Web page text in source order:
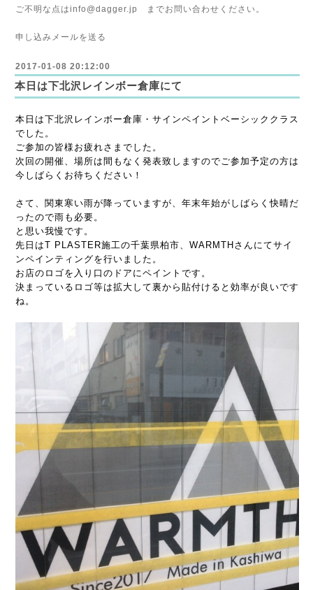
ご不明な点はinfo@dagger.jp までお問い合わせください。
申し込みメールを送る
2017-01-08 20:12:00
本日は下北沢レインボー倉庫にて
本日は下北沢レインボー倉庫・サインペイントベーシッククラス
でした。
ご参加の皆様お疲れさまでした。
次回の開催、場所は間もなく発表致しますのでご参加予定の方は
今しばらくお待ちください！
さて、関東寒い雨が降っていますが、年末年始がしばらく快晴だ
ったので雨も必要。
と思い我慢です。
先日はT PLASTER施工の千葉県柏市、WARMTHさんにてサイ
ンペインティングを行いました。
お店のロゴを入り口のドアにペイントです。
決まっているロゴ等は拡大して裏から貼付けると効率が良いです
ね。